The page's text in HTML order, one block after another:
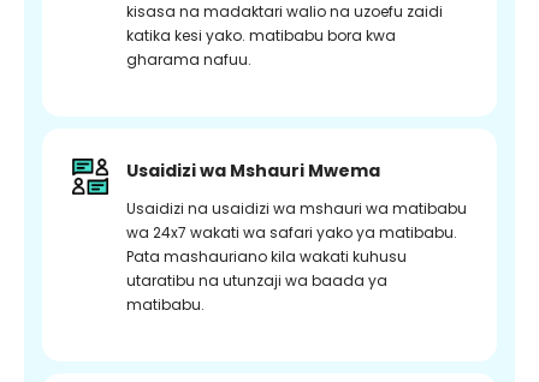
kisasa na madaktari walio na uzoefu zaidi
katika kesi yako. matibabu bora kwa
gharama nafuu.
Usaidizi wa Mshauri Mwema
Usaidizi na usaidizi wa mshauri wa matibabu
wa 24x7 wakati wa safari yako ya matibabu.
Pata mashauriano kila wakati kuhusu
utaratibu na utunzaji wa baada ya
matibabu.